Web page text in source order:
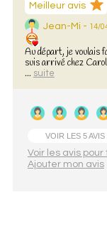
Meilleur avis
Jean-Mi - 14/
Au départ, je voulais
suis arrivé chez
... suite
VOIR LES 5 AVIS
Voir les avis
Ajouter mon avis